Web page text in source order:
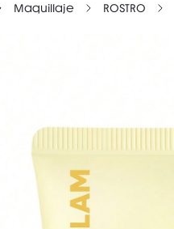
Maquillaje ROSTRO